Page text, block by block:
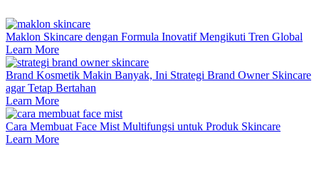
Maklon Skincare dengan Formula Inovatif Mengikuti Tren Global
Learn More
Brand Kosmetik Makin Banyak, Ini Strategi Brand Owner Skincare
agar Tetap Bertahan
Learn More
Cara Membuat Face Mist Multifungsi untuk Produk Skincare
Learn More